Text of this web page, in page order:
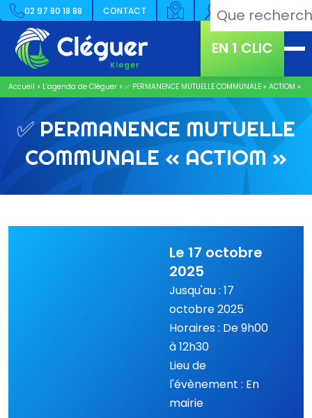
02 97 80 18 88 CONTACT
EN 1 CLIC
Accueil > L’agenda de Cléguer > ✅ PERMANENCE MUTUELLE COMMUNALE « ACTIOM »
✅ PERMANENCE MUTUELLE
COMMUNALE « ACTIOM »
Le 17 octobre
2025
Jusqu'au : 17
octobre 2025
Horaires : De 9h00
à 12h30
Lieu de
l'évènement : En
mairie